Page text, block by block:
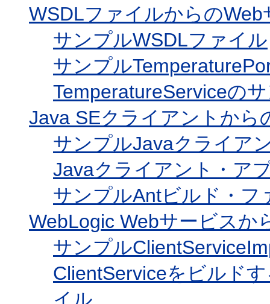
WSDLファイルからの
サンプルWSDLファイル
サンプル
TemperatureServiceの
Java SEクライアントから
サンプルJavaクライア
Javaクライアント・ア
サンプルAntビルド・フ
WebLogic Webサービスか
サンプル
ClientServiceをビルド
イル